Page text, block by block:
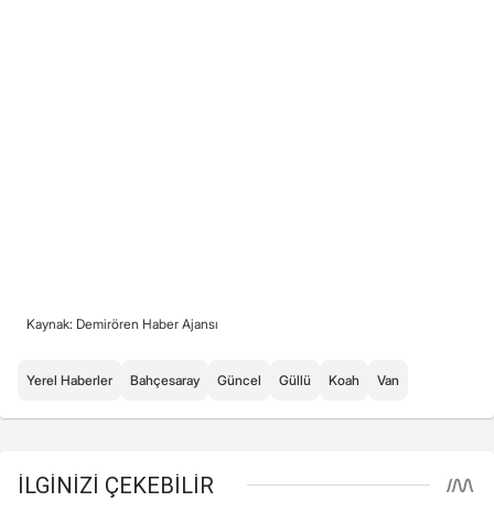
Kaynak: Demirören Haber Ajansı
Yerel Haberler Bahçesaray Güncel Güllü Koah Van